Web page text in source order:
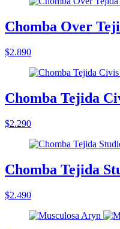
Chomba Over
$2.890
Chomba Tejida
$2.290
Chomba Tejida
$2.490